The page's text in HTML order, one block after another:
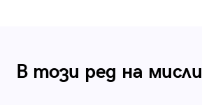
В този ред на мисли